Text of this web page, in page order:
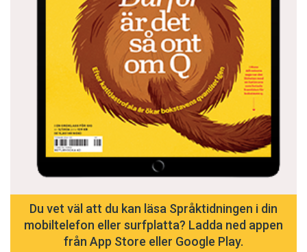
Du vet väl att du kan läsa Språktidningen i din
mobiltelefon eller surfplatta? Ladda ned appen
från App Store eller Google Play.